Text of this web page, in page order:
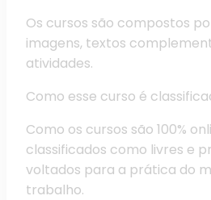
Os cursos são compostos
imagens, textos
atividades.
Como esse curso é
Como os cursos são 100%
classificados como livres e
voltados para a prática do
trabalho.